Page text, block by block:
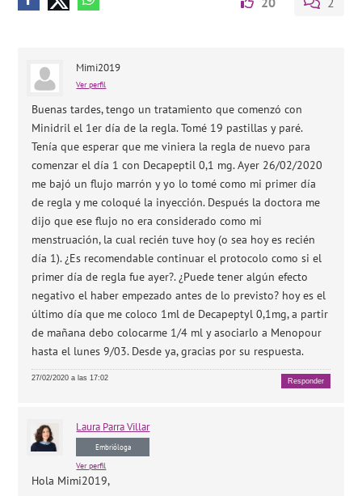
Mimi2019
Ver perfil
Buenas tardes, tengo un tratamiento que comenzó con
Minidril el 1er día de la regla. Tomé 19 pastillas y paré.
Tenía que esperar que me viniera la regla de nuevo para
comenzar el día 1 con Decapeptil 0,1 mg. Ayer 26/02/2020
me bajó un flujo marrón y yo lo tomé como mi primer día
de regla y me coloqué la inyección. Después la doctora me
dijo que ese flujo no era considerado como mi
menstruación, la cual recién tuve hoy (o sea hoy es recién
día 1). ¿Es recomendable continuar el protocolo como si el
primer día de regla fue ayer?. ¿Puede tener algún efecto
negativo el haber empezado antes de lo previsto? hoy es el
último día que me coloco 1ml de Decapeptyl 0,1mg, a partir
de mañana debo colocarme 1/4 ml y asociarlo a Menopour
hasta el lunes 9/03. Desde ya, gracias por su respuesta.
27/02/2020 a las 17:02 Responder
Laura Parra Villar
Embrióloga
Ver perfil
Hola Mimi2019,